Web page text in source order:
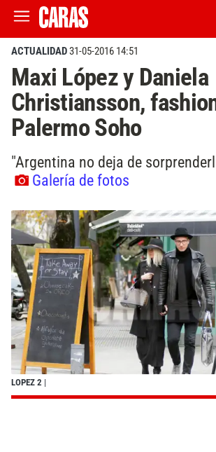
ACTUALIDAD31-05-2016 14:51
Maxi López y Daniela
Christiansson,
Palermo Soho
"Argentina no deja de
Galería de fotos
LOPEZ 2 |